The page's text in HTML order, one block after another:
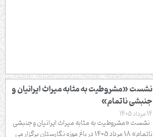
نشست «مشروطیت به مثابه میراث ایرانیان و
جنبشی ناتمام»
14 مرداد 1405
نشست «مشروطیت به مثابه میراث ایرانیان و جنبشی
ناتمام» 18 مرداد 1405 در باغ موزه نگارستان برگزار می